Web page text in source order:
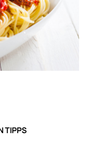
TIPPS